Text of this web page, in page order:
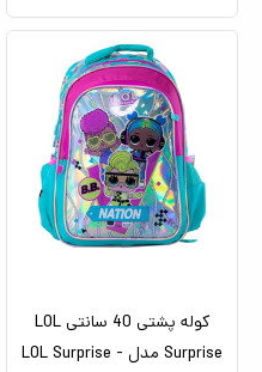
کوله پشتی 40 سانتی LOL
Surprise مدل LOL Surprise -